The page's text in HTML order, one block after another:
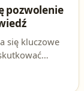
pozwolenie
się kluczowe
z ustawy